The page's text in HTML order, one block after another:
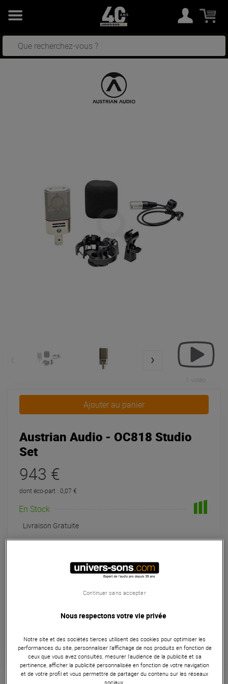
1 vidéo
Ajouter au panier
Austrian Audio - OC818 Studio
Set
943 €
dont éco-part : 0,07 €
En Stock
Livraison Gratuite
Retrait magasin en 6 jour(s)
à Univers-sons
Apport initial :
TAEG fixe : 0%
Garantie 3 ans
Nous respectons votre vie privée
Notre site et des sociétés tierces utilisent des cookies pour optimiser les
performances du site, personnaliser l’affichage de nos produits en fonction de
ceux que vous avez consultés, mesurer l'audience de la publicité et sa
pertinence, afficher la publicité personnalisée en fonction de votre navigation
et de votre profil et vous permettre de partager du contenu sur les réseaux
Continuer sans accepter